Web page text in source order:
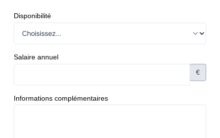
Disponibilité
Salaire annuel
€
Informations complémentaires